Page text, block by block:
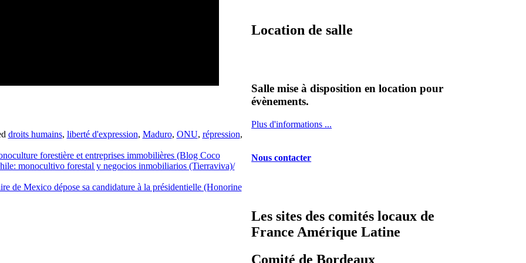
droits humains, liberté d'expression, Maduro, ONU, répression,
forestière et entreprises immobilières (Blog Coco
monocultivo forestal y negocios inmobiliarios (Tierraviva)/
de Mexico dépose sa candidature à la présidentielle (Honorine
Location de salle
Salle mise à disposition en location pour
évènements.
Plus d'informations ...
Nous contacter
Les sites des comités locaux de
France Amérique Latine
Comité de Bordeaux